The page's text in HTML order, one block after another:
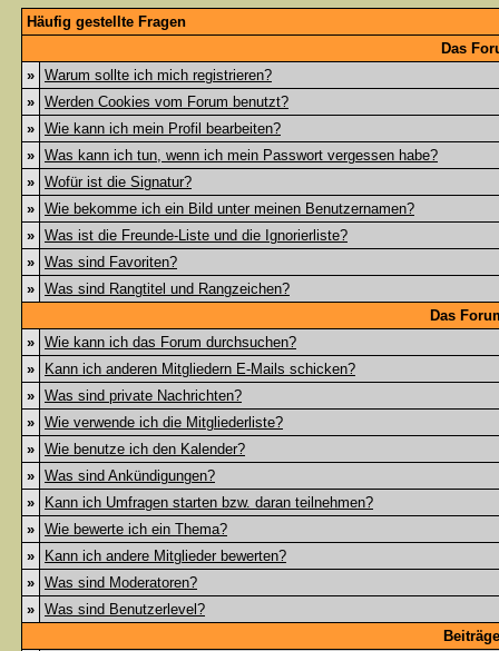
Häufig gestellte Fragen
Das
» Warum sollte ich mich registrieren?
» Werden Cookies vom Forum benutzt?
» Wie kann ich mein Profil bearbeiten?
» Was kann ich tun, wenn ich mein Passwort vergessen habe?
» Wofür ist die Signatur?
» Wie bekomme ich ein Bild unter meinen Benutzernamen?
» Was ist die Freunde-Liste und die Ignorierliste?
» Was sind Favoriten?
» Was sind Rangtitel und Rangzeichen?
Das
» Wie kann ich das Forum durchsuchen?
»
Kann ich anderen Mitgliedern E-Mails schicken?
» Was sind private Nachrichten?
» Wie verwende ich die Mitgliederliste?
» Wie benutze ich den Kalender?
» Was sind Ankündigungen?
»
Kann ich Umfragen starten bzw. daran teilnehmen?
» Wie bewerte ich ein Thema?
»
Kann ich andere Mitglieder bewerten?
» Was sind Moderatoren?
» Was sind Benutzerlevel?